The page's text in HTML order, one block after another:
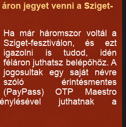
jegyet venni a Sziget-
Ha már háromszor voltál a
Sziget-fesztiválon, és ezt
igazolni is tudod, idén
féláron juthatsz belépőhöz. A
jogosultak egy saját névre
szóló érintésmentes
(PayPass) OTP Maestro
juthatnak a